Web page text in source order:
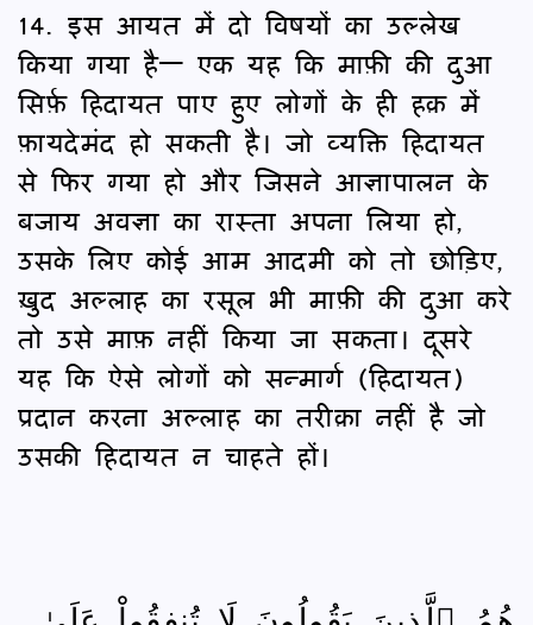
14. इस आयत में दो विषयों का उल्लेख
किया गया है— एक यह कि माफ़ी की दुआ
सिर्फ़ हिदायत पाए हुए लोगों के ही हक़ में
फ़ायदेमंद हो सकती है। जो व्यक्ति हिदायत
से फिर गया हो और जिसने आज्ञापालन के
बजाय अवज्ञा का रास्ता अपना लिया हो,
उसके लिए कोई आम आदमी को तो छोड़िए,
ख़ुद अल्लाह का रसूल भी माफ़ी की दुआ करे
तो उसे माफ़ नहीं किया जा सकता। दूसरे
यह कि ऐसे लोगों को सन्मार्ग (हिदायत)
प्रदान करना अल्लाह का तरीक़ा नहीं है जो
उसकी हिदायत न चाहते हों।